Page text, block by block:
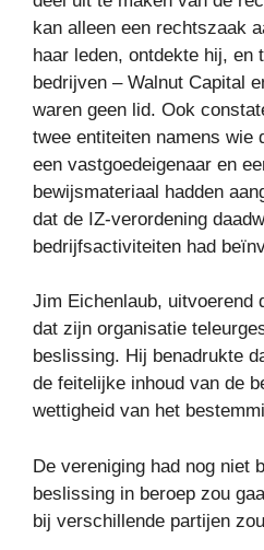
kan alleen een rechtszaak
haar leden, ontdekte hij, en
bedrijven – Walnut Capital
waren geen lid. Ook
twee entiteiten namens wie
een vastgoedeigenaar en
bewijsmateriaal hadden
dat de IZ-verordening
bedrijfsactiviteiten had
Jim Eichenlaub, uitvoerend
dat zijn organisatie
beslissing. Hij benadrukte
de feitelijke inhoud van de
wettigheid van het
De vereniging had nog niet
beslissing in beroep zou
bij verschillende partijen